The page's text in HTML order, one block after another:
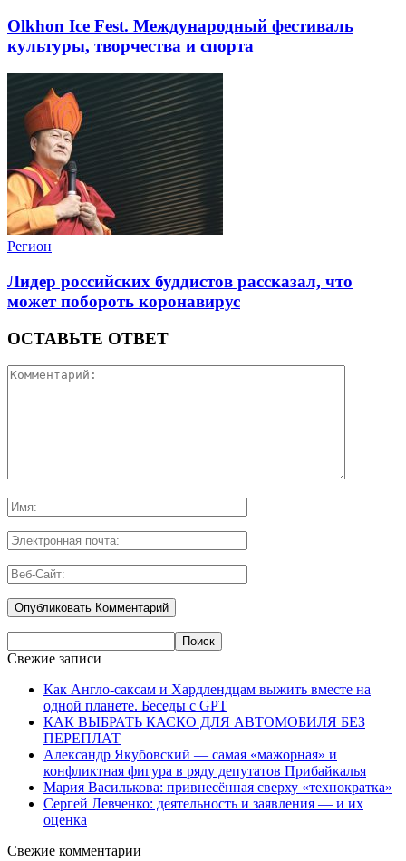
Olkhon Ice Fest. Международный фестиваль
культуры, творчества и спорта
Регион
Лидер российских буддистов рассказал, что
может побороть коронавирус
ОСТАВЬТЕ ОТВЕТ
Свежие записи
Как Англо-саксам и Хардлендцам выжить вместе на
одной планете. Беседы с GPT
КАК ВЫБРАТЬ КАСКО ДЛЯ АВТОМОБИЛЯ БЕЗ
ПЕРЕПЛАТ
Александр Якубовский — самая «мажорная» и
конфликтная фигура в ряду депутатов Прибайкалья
Мария Василькова: привнесённая сверху «технократка»
Сергей Левченко: деятельность и заявления — и их
оценка
Свежие комментарии